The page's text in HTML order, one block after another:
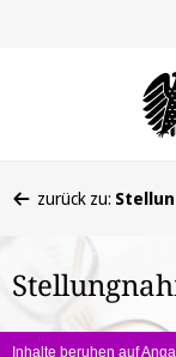
befinden
hier:
zurück zu:
Inhalte beruhen auf